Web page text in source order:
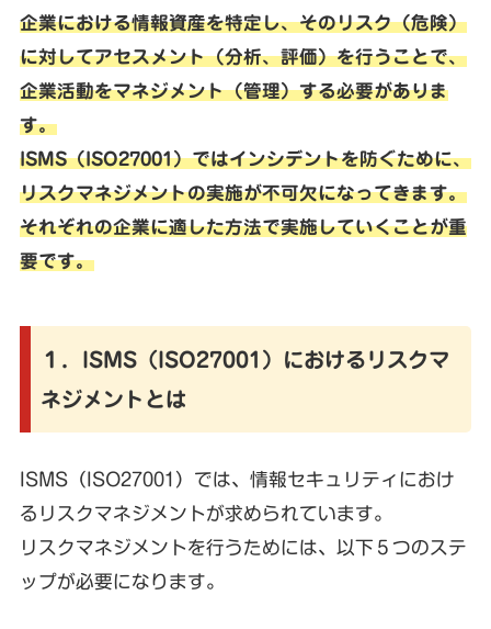
企業における情報資産を特定し、そのリスク（危険）
に対してアセスメント（分析、評価）を行うことで、
企業活動をマネジメント（管理）する必要がありま
す。
ISMS（ISO27001）ではインシデントを防ぐために、
リスクマネジメントの実施が不可欠になってきます。
それぞれの企業に適した方法で実施していくことが重
要です。
１．ISMS（ISO27001）におけるリスクマ
ネジメントとは
ISMS（ISO27001）では、情報セキュリティにおけ
るリスクマネジメントが求められています。
リスクマネジメントを行うためには、以下５つのステ
ップが必要になります。